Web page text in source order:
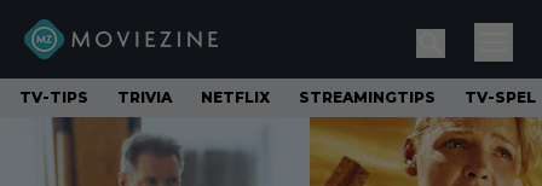
TV-TIPS TRIVIA NETFLIX STREAMINGTIPS TV-SPEL